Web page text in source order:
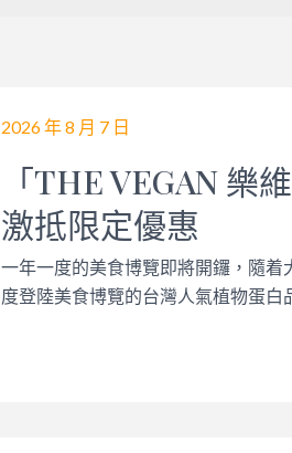
2026 年 8 月 7 日
「THE VEGAN 樂
激抵限定優惠
一年一度的美食博覽即將開鑼，隨
度登陸美食博覽的台灣人氣植物蛋白